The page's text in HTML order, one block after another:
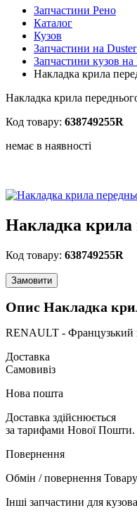
Запчастини Рено
Каталог
Кузов
Запчастини на
Запчастини кузов на
Накладка крила
Накладка крила
Код товару: 638749255R
немає в наявності
Накладка крила
Код товару: 638749255R
Замовити
Опис Накладка
RENAULT - Французький
Доставка
Самовивіз
Нова пошта
Доставка здійснюється
за тарифами Нової Пошти.
Повернення
Обмін / повернення
Інші запчастини для